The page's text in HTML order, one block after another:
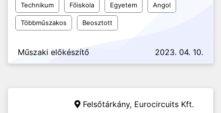
Technikum Főiskola Egyetem Angol
Többműszakos Beosztott
Műszaki előkészítő 2023. 04. 10.
Felsőtárkány, Eurocircuits Kft.